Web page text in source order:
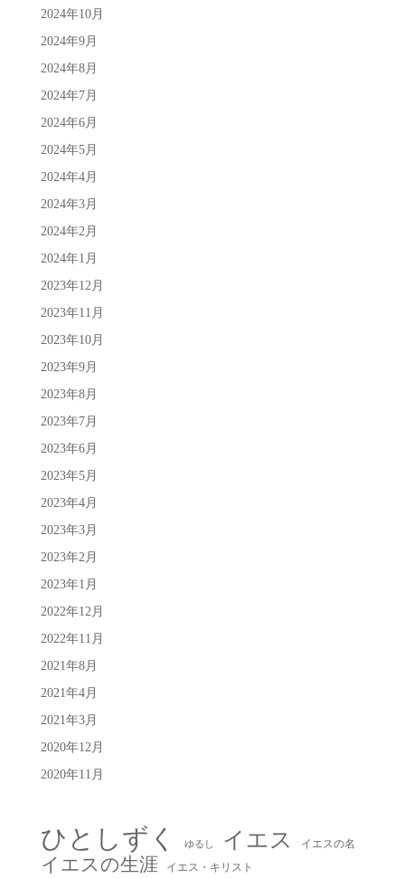
2024年10月
2024年9月
2024年8月
2024年7月
2024年6月
2024年5月
2024年4月
2024年3月
2024年2月
2024年1月
2023年12月
2023年11月
2023年10月
2023年9月
2023年8月
2023年7月
2023年6月
2023年5月
2023年4月
2023年3月
2023年2月
2023年1月
2022年12月
2022年11月
2021年8月
2021年4月
2021年3月
2020年12月
2020年11月
ひとしずく ゆるし イエス イエスの名
イエスの生涯
イエス・キリスト